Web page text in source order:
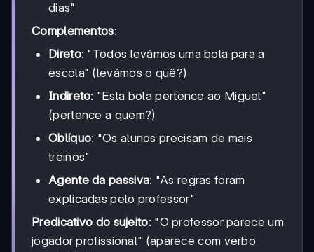
dias"
Complementos:
Direto: "Todos levámos uma bola para a
escola" (levámos o quê?)
Indireto: "Esta bola pertence ao Miguel"
(pertence a quem?)
Oblíquo: "Os alunos precisam de mais
treinos"
Agente da passiva: "As regras foram
explicadas pelo professor"
Predicativo do sujeito: "O professor parece um
jogador profissional" (aparece com verbo